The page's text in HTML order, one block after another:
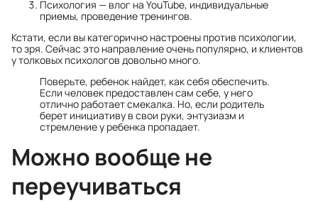
Психология — влог на YouTube, индивидуальные
приемы, проведение тренингов.
Кстати, если вы категорично настроены против психологии,
то зря. Сейчас это направление очень популярно, и клиентов
у толковых психологов довольно много.
Поверьте, ребенок найдет, как себя обеспечить.
Если человек предоставлен сам себе, у него
отлично работает смекалка. Но, если родитель
берет инициативу в свои руки, энтузиазм и
стремление у ребенка пропадает.
Можно вообще не
переучиваться